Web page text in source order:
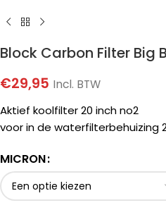
Block Carbon Filter Big
€29,95 Incl. BTW
Aktief koolfilter 20 inch no2
voor in de waterfilterbehuizing
MICRON